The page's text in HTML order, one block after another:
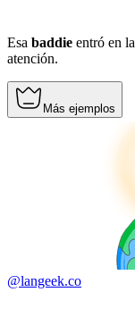
Esa baddie entró en
atención.
Más ejemplos
@langeek.co